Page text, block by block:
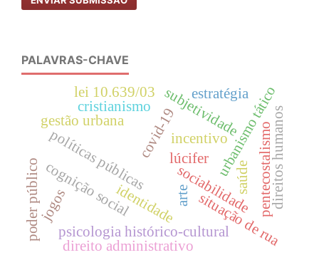
PALAVRAS-CHAVE
covid-19
sociabilidade
políticas públicas
gestão urbana urbanismo tático
identidade
subjetividade
pentecostalismo
cognição social
poder público direitos humanos
arte
psicologia histórico-culturalsituação de rua
lúcifer
cristianismo
direito administrativo
lei 10.639/03
saúde
jogos
incentivo
estratégia